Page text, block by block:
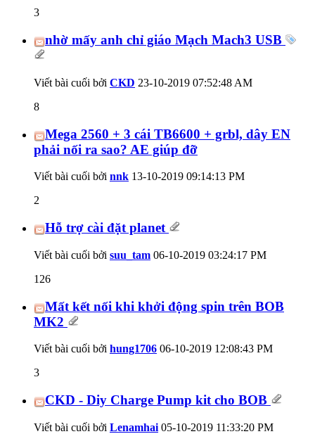
3
nhờ mấy anh chỉ giáo Mạch Mach3 USB
Viết bài cuối bởi CKD 23-10-2019 07:52:48 AM
8
Mega 2560 + 3 cái TB6600 + grbl, dây EN
phải nối ra sao? AE giúp đỡ
Viết bài cuối bởi nnk 13-10-2019 09:14:13 PM
2
Hỗ trợ cài đặt planet
Viết bài cuối bởi suu_tam 06-10-2019 03:24:17 PM
126
Mất kết nối khi khởi động spin trên BOB
MK2
Viết bài cuối bởi hung1706 06-10-2019 12:08:43 PM
3
CKD - Diy Charge Pump kit cho BOB
Viết bài cuối bởi Lenamhai 05-10-2019 11:33:20 PM